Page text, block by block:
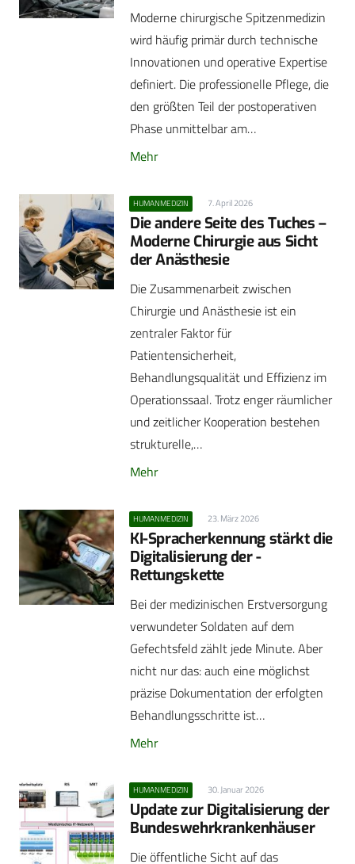
Moderne chirurgische Spitzenmedizin
wird häufig primär durch technische
Innovationen und operative Expertise
definiert. Die professionelle Pflege, die
den größten Teil der postoperativen
Phase unmittelbar am…
Mehr
HUMANMEDIZIN 7. April 2026
Die andere Seite des Tuches –
Moderne Chirurgie aus Sicht
der Anästhesie
Die Zusammenarbeit zwischen
Chirurgie und Anästhesie ist ein
zentraler Faktor für
Patientensicherheit,
Behandlungsqualität und Effizienz im
Operationssaal. Trotz enger räumlicher
und zeitlicher Kooperation bestehen
strukturelle,…
Mehr
HUMANMEDIZIN 23. März 2026
KI-Spracherkennung stärkt die
Digitalisierung der ­
Rettungskette
Bei der medizinischen Erstversorgung
verwundeter Soldaten auf dem
Gefechtsfeld zählt jede Minute. Aber
nicht nur das: auch eine möglichst
präzise Dokumentation der erfolgten
Behandlungsschritte ist…
Mehr
HUMANMEDIZIN 30. Januar 2026
Update zur Digitalisierung der
Bundeswehrkrankenhäuser
Die öffentliche Sicht auf das